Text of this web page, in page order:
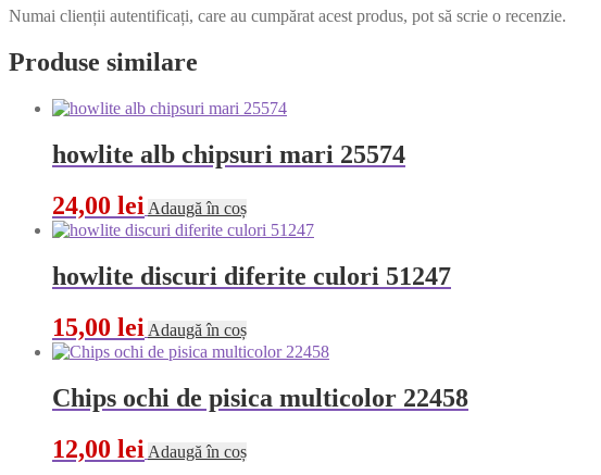
Numai clienții autentificați, care au cumpărat acest produs, pot să scrie o recenzie.
Produse similare
howlite alb chipsuri mari 25574
24,00 lei Adaugă în coș
howlite discuri diferite culori 51247
15,00 lei Adaugă în coș
Chips ochi de pisica multicolor 22458
12,00 lei Adaugă în coș